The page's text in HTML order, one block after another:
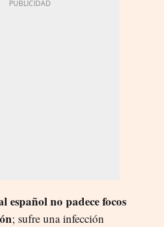
español no padece focos
; sufre una infección